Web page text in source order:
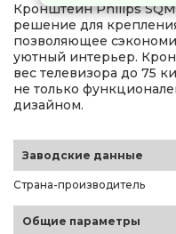
Кронштейн Philips
решение для
позволяющее
уютный интерьер.
вес телевизора до 75
не только
дизайном.
Заводские данные
Страна-производитель
Общие параметры